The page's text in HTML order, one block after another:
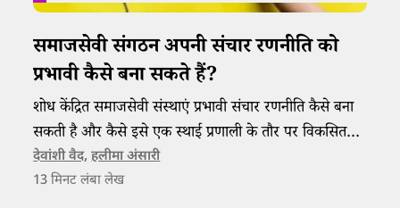
समाजसेवी संगठन अपनी संचार रणनीति को
प्रभावी कैसे बना सकते हैं?
शोध केंद्रित समाजसेवी संस्थाएं प्रभावी संचार रणनीति कैसे बना
सकती है और कैसे इसे एक स्थाई प्रणाली के तौर पर विकसित
कर सकती हैं, इस पर बात करती एक केस स्टडी।
देवांशी वैद,हलीमा अंसारी
13 मिनट लंबा लेख